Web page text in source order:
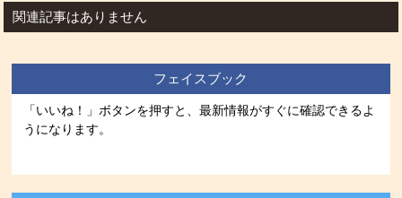
関連記事はありません
フェイスブック
「いいね！」ボタンを押すと、最新情報がすぐに確認できるよ
うになります。